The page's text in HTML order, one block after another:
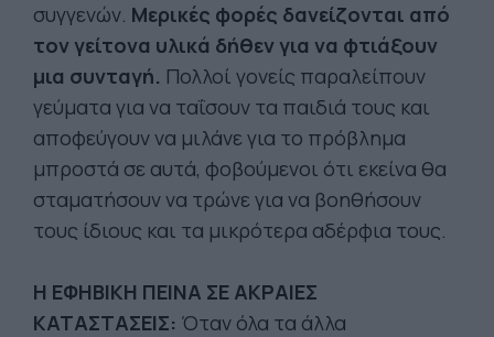
συγγενών. Μερικές φορές δανείζονται από
τον γείτονα υλικά δήθεν για να φτιάξουν
μια συνταγή. Πολλοί γονείς παραλείπουν
γεύματα για να ταΐσουν τα παιδιά τους και
αποφεύγουν να μιλάνε για το πρόβλημα
μπροστά σε αυτά, φοβούμενοι ότι εκείνα θα
σταματήσουν να τρώνε για να βοηθήσουν
τους ίδιους και τα μικρότερα αδέρφια τους.
Η ΕΦΗΒΙΚΗ ΠΕΙΝΑ ΣΕ ΑΚΡΑΙΕΣ
ΚΑΤΑΣΤΑΣΕΙΣ: Όταν όλα τα άλλα